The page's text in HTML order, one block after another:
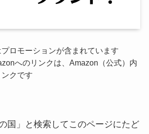
プロモーションが含まれています
へのリンクは、Amazon（公式）内
クです
国」と検索してこのページにたど